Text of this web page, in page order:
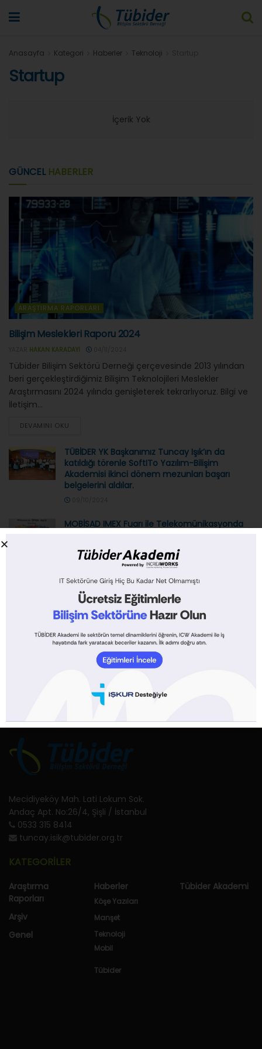
Anasayfa Kategori Haberler Teknoloji
Startup
İçerik Yok
GÜNCEL HABERLER
ARAŞTIRMA RAPORLARI
Bilişim Meslekleri Raporu 2024
HAKAN KARADAYI
Tübider Bilişim Sektörü Derneği çerçevesinde 2013 yılından
beri gerçekleştirdiğimiz Bilişim Teknolojileri Meslekler
Araştırmasını 2024 yılında genişleterek tekrarlıyoruz. Bilgi ve
İletişim...
DEVAMINI OKU
TÜBİDER YK Başkanımız Tuncay Işık’ın da
katıldığı törenle SoftITo Yazılım-Bilişim
Akademisi ikinci dönem mezunları başarı
belgelerini aldılar.
MOBİSAD IMEX Fuarı ile Telekomünikasyonda
27/09/2024
Aşılıyor
27/09/2024
Küresel Çapta CrowdStrike Güncellemesi
Sonrası Ciddi Siber Güvenlik Açığı ve İşletim
Sistemi Sorunları
21/07/2024
Mecidiyeköy Mah. Lati Lokum Sok.
Andaç Apt. No:26/4, Şişli / İstanbul
0533 315 8414
tuncay.isik@tubider.org.tr
KATEGORİLER
Araştırma
Raporları
Arşiv
Genel
Haberler
Köşe Yazıları
Manşet
Teknoloji
Mobil
Tübider
Tübider Akademi